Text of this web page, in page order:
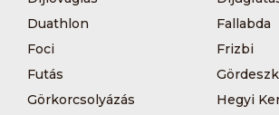
Duathlon
Fallabda
Foci
Frizbi
Futás
Görkorcsolyázás
Hegyi